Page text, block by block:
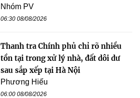
Nhóm PV
06:30 08/08/2026
Thanh tra Chính phủ chỉ rõ nhiều
tồn tại trong xử lý nhà, đất dôi dư
sau sắp xếp tại Hà Nội
Phương Hiếu
06:00 08/08/2026